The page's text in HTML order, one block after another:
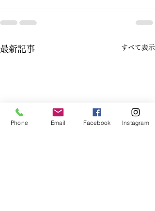
最新記事 すべて表示
Phone Email Facebook Instagram